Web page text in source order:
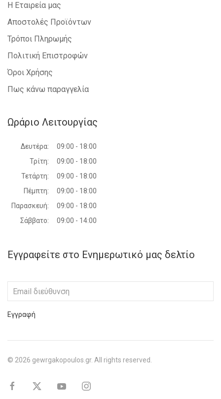
Η Εταιρεία μας
Αποστολές Προϊόντων
Τρόποι Πληρωμής
Πολιτική Επιστροφών
Όροι Χρήσης
Πως κάνω παραγγελία
Ωράριο Λειτουργίας
Δευτέρα:
09:00 - 18:00
Τρίτη:
09:00 - 18:00
Τετάρτη:
09:00 - 18:00
Πέμπτη:
09:00 - 18:00
Παρασκευή:
09:00 - 18:00
Σάββατο:
09:00 - 14:00
Εγγραφείτε στο Ενημερωτικό μας δελτίο
Εγγραφή
© 2026 gewrgakopoulos.gr. All rights reserved.